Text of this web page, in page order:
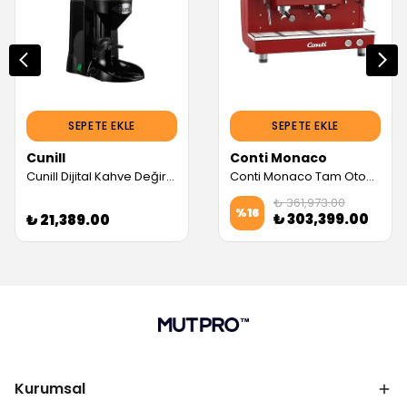
SEPETE EKLE
Cunill
Cunill Dijital Kahve Değirmeni, Siyah (Servis Garantili)
₺ 21,389.00
SEPETE EKLE
Conti Monaco
Conti Monaco Tam Otomatik Espresso Makinesi, X-ONE TCI Evo (2 Gruplu, Kırmızı) (Servis Garantili)
%16
₺ 361,973.00
₺ 303,399.00
Kurumsal